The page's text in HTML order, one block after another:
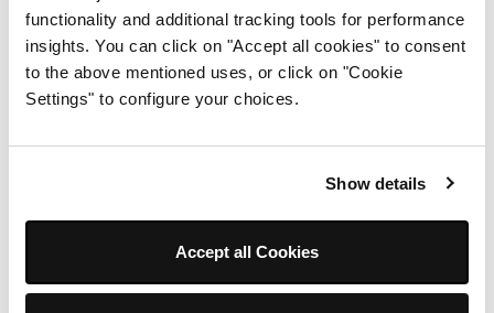
functionality and additional tracking tools for performance
insights. You can click on "Accept all cookies" to consent
to the above mentioned uses, or click on "Cookie
Settings" to configure your choices.
Show details
Accept all Cookies